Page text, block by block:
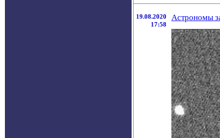
19.08.2020
17:58
Астрономы